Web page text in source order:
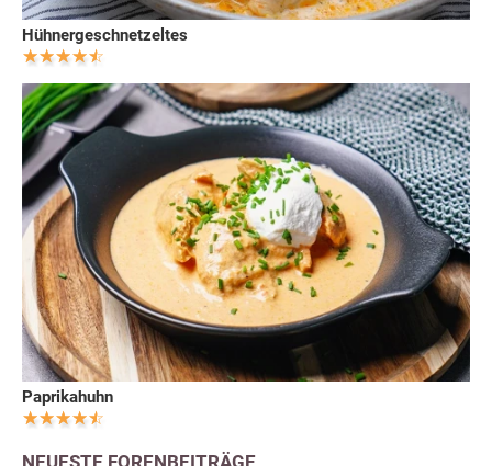
Hühnergeschnetzeltes
Paprikahuhn
NEUESTE FORENBEITRÄGE